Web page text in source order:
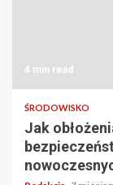
4 min read
ŚRODOWISKO
Jak